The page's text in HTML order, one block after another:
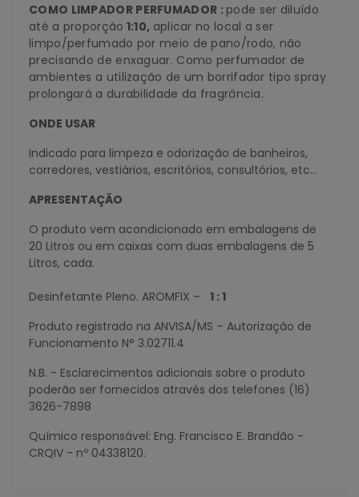
COMO LIMPADOR PERFUMADOR : pode ser diluído
até a proporção 1:10, aplicar no local a ser
limpo/perfumado por meio de pano/rodo, não
precisando de enxaguar. Como perfumador de
ambientes a utilização de um borrifador tipo spray
prolongará a durabilidade da fragrância.
ONDE USAR
Indicado para limpeza e odorização de banheiros,
corredores, vestiários, escritórios, consultórios, etc...
APRESENTAÇÃO
O produto vem acondicionado em embalagens de
20 Litros ou em caixas com duas embalagens de 5
Litros, cada.
Desinfetante Pleno. AROMFIX – 1 : 1
Produto registrado na ANVISA/MS – Autorização de
Funcionamento N° 3.02711.4
N.B. - Esclarecimentos adicionais sobre o produto
poderão ser fornecidos através dos telefones (16)
3626-7898
Químico responsável: Eng. Francisco E. Brandão -
CRQIV - nº 04338120.